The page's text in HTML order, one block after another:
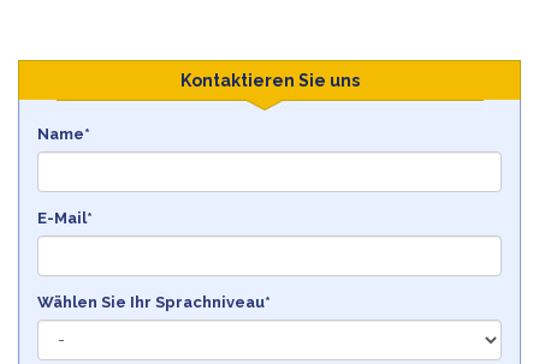
Kontaktieren Sie uns
Name*
E-Mail*
Wählen Sie Ihr Sprachniveau*